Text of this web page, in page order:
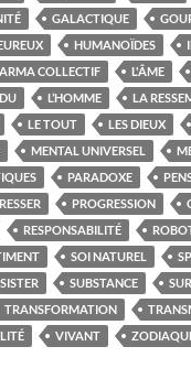
GALACTIQUE
HUMANOÏDES
COLLECTIF L'ÂME
L’HOMME LA
LE TOUT LES DIEUX
MENTAL UNIVERSEL
PARADOXE
PROGRESSION
RESPONSABILITÉ
SOI NATUREL
SUBSTANCE
TRANSFORMATION
VIVANT